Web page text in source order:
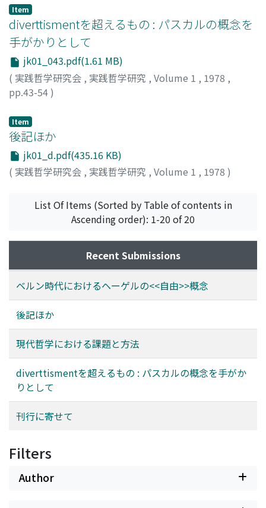
Item
diverttismentを超えるもの : パスカルの概念を
手がかりとして
jk01_043.pdf(1.61 MB)
( 実践哲学研究会 , 実践哲学研究 , Volume 1 , 1978 ,
pp.43-54)
Item
後記ほか
jk01_d.pdf(435.16 KB)
( 実践哲学研究会 , 実践哲学研究 , Volume 1 , 1978 )
List Of Items (Sorted by Table of contents in
Ascending order): 1-20 of 20
Recent Submissions
ベルン時代におけるヘーゲルの<<自由>>概念
後記ほか
現代哲学における課題と方法
diverttismentを超えるもの : パスカルの概念を手がか
りとして
刊行に寄せて
Filters
Author